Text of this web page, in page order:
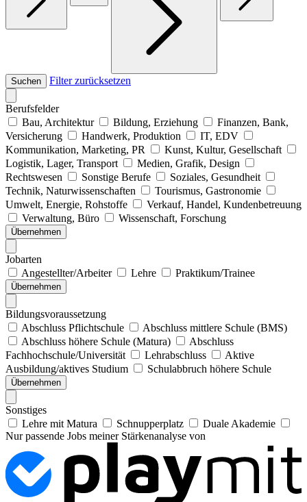
Suchen Filter zurücksetzen
Berufsfelder
Bau, Architektur
Bildung, Erziehung
Finanzen, Bank,
Versicherung
Handwerk, Produktion
IT, EDV
Kommunikation, Marketing, PR
Kunst, Kultur, Gesellschaft
Logistik, Lager, Transport
Medien, Grafik, Design
Rechtswesen
Sonstige Berufe
Soziales, Gesundheit
Technik, Naturwissenschaften
Tourismus, Gastronomie
Umwelt, Energie, Rohstoffe
Verkauf, Handel, Kundenbetreuung
Verwaltung, Büro
Wissenschaft, Forschung
Übernehmen
Jobarten
Angestellter/Arbeiter
Lehre Praktikum/Trainee
Übernehmen
Bildungsvoraussetzung
Abschluss Pflichtschule
Abschluss mittlere Schule (BMS)
Abschluss höhere Schule (Matura)
Abschluss
Fachhochschule/Universität
Lehrabschluss
Aktive
Ausbildung/aktives Studium
Schulabbruch höhere Schule
Übernehmen
Sonstiges
Lehre mit Matura
Schnupperplatz
Duale Akademie
Nur passende Jobs meiner Stärkenanalyse von